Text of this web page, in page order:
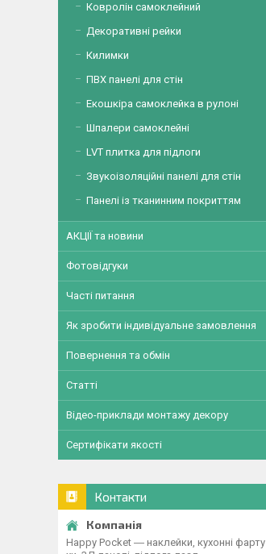
Ковролін самоклейний
Декоративні рейки
Килимки
ПВХ панелі для стін
Екошкіра самоклейка в рулоні
Шпалери самоклейні
LVT плитка для підлоги
Звукоізоляційні панелі для стін
Панелі із тканинним покриттям
АКЦІЇ та новини
Фотовідгуки
Часті питання
Як зробити індивідуальне замовлення
Повернення та обмін
Статті
Відео-приклади монтажу декору
Сертифікати якості
Контакти
Happy Pocket ― наклейки, кухонні фарту